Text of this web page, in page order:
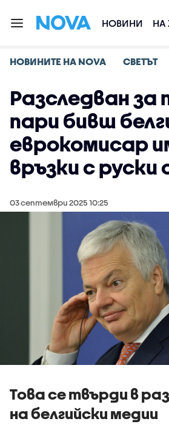
НОВИНИ
НОВИНИТЕ НА NOVA СВЕТЪТ
Разследван за
пари бивш
еврокомисар
връзки с руски
03 септември 2025 10:25
Това се твърди в
на белгийски медии